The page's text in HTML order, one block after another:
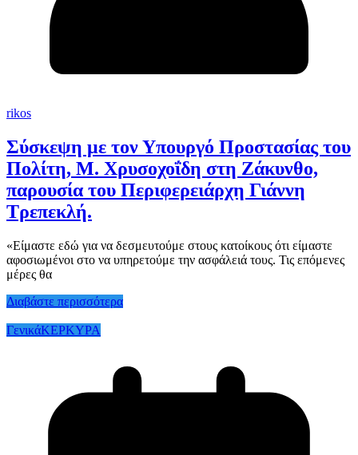
rikos
Σύσκεψη με τον Υπουργό Προστασίας του
Πολίτη, Μ. Χρυσοχοΐδη στη Ζάκυνθο,
παρουσία του Περιφερειάρχη Γιάννη
Τρεπεκλή.
«Είμαστε εδώ για να δεσμευτούμε στους κατοίκους ότι είμαστε
αφοσιωμένοι στο να υπηρετούμε την ασφάλειά τους. Τις επόμενες
μέρες θα
Διαβάστε περισσότερα
ΓενικάΚΕΡΚΥΡΑ